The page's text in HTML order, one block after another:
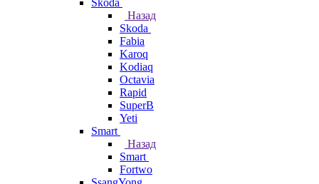
Skoda
Назад
Skoda
Fabia
Karoq
Kodiaq
Octavia
Rapid
SuperB
Yeti
Smart
Назад
Smart
Fortwo